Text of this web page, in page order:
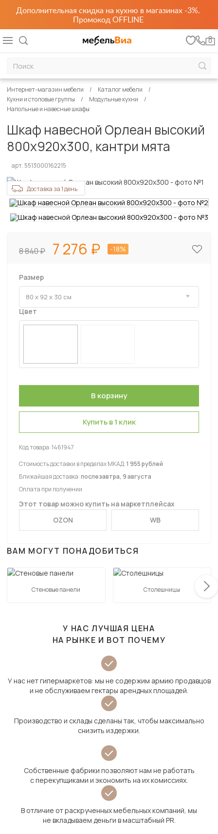
Дополнительная скидка на кухню в магазинах -3%.
Промокод OFFLINE
0
Интернет-магазин мебели
Каталог мебели
Кухни и столовые группы
Модульные кухни
Напольные и навесные шкафы
Шкаф навесной Орлеан высокий
800х920х300, кантри мята
арт. 5513000162215
Доставка за 1 день
8 840 7 276 -18%
Размер
Цвет
Купить в 1 клик
Код товара:1461947
Стоимость доставки в пределах МКАД:1 955 рублей
Ближайшая доставка:послезавтра, 9 августа
Оплата при получении
Этот товар можно купить на маркетплейсах
OZON
WB
ВАМ МОГУТ ПОНАДОБИТЬСЯ
Стеновые панели Столешницы
У НАС ЛУЧШАЯ ЦЕНА
НА РЫНКЕ И ВОТ ПОЧЕМУ
У нас нет гипермаркетов: мы не содержим армию продавцов
и не обслуживаем гектары арендных площадей.
Производство и склады сделаны так, чтобы максимально
снизить издержки.
Собственные фабрики позволяют нам не работать
с перекупщиками и экономить на их комиссиях.
В отличие от раскрученных мебельных компаний, мы
не вкладываем деньги в масштабный PR.